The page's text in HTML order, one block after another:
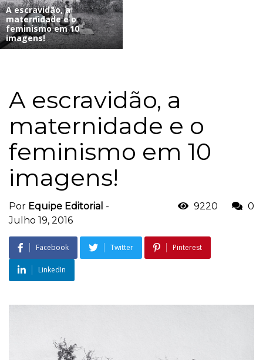
A escravidão, a
maternidade e o
feminismo em 10
imagens!
A escravidão, a
maternidade e o
feminismo em 10
imagens!
Por Equipe Editorial -
Julho 19, 2016
9220 0
Facebook Twitter Pinterest
LinkedIn